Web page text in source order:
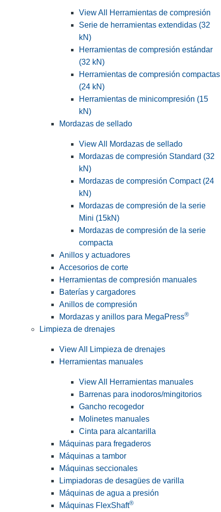
View All Herramientas de compresión
Serie de herramientas extendidas (32
kN)
Herramientas de compresión estándar
(32 kN)
Herramientas de compresión compactas
(24 kN)
Herramientas de minicompresión (15
kN)
Mordazas de sellado
View All Mordazas de sellado
Mordazas de compresión Standard (32
kN)
Mordazas de compresión Compact (24
kN)
Mordazas de compresión de la serie
Mini (15kN)
Mordazas de compresión de la serie
compacta
Anillos y actuadores
Accesorios de corte
Herramientas de compresión manuales
Baterías y cargadores
Anillos de compresión
Mordazas y anillos para MegaPress®
Limpieza de drenajes
View All Limpieza de drenajes
Herramientas manuales
View All Herramientas manuales
Barrenas para inodoros/mingitorios
Gancho recogedor
Molinetes manuales
Cinta para alcantarilla
Máquinas para fregaderos
Máquinas a tambor
Máquinas seccionales
Limpiadoras de desagües de varilla
Máquinas de agua a presión
Máquinas FlexShaft®